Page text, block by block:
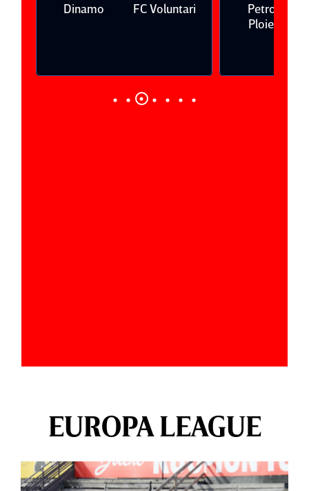
Dinamo FC Voluntari
Petrolul
Ploieşti
EUROPA LEAGUE